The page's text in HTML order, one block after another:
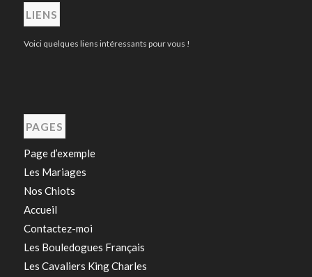
LIENS
Voici quelques liens intéressants pour vous !
PAGES
Page d’exemple
Les Mariages
Nos Chiots
Accueil
Contactez-moi
Les Bouledogues Français
Les Cavaliers King Charles